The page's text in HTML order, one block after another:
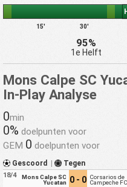
15' 30'
95%
1e Helft
Mons Calpe SC
In-Play Analyse
0min
0% doelpunten voor
GEM 0 doelpunten voor
Gescoord Tegen
18/4
Mons Calpe SC
Yucatan
0 - 0 Corsarios de
Campeche FC